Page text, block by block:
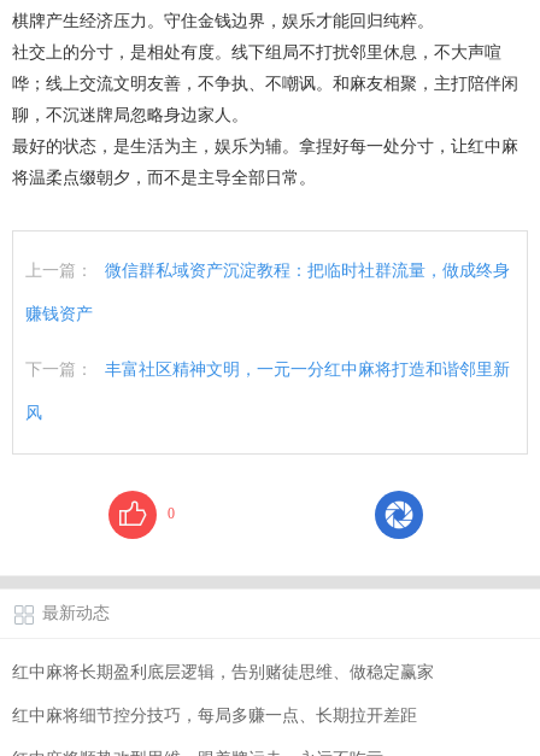
棋牌产生经济压力。守住金钱边界，娱乐才能回归纯粹。
社交上的分寸，是相处有度。线下组局不打扰邻里休息，不大声喧
哗；线上交流文明友善，不争执、不嘲讽。和麻友相聚，主打陪伴闲
聊，不沉迷牌局忽略身边家人。
最好的状态，是生活为主，娱乐为辅。拿捏好每一处分寸，让红中麻
将温柔点缀朝夕，而不是主导全部日常。
上一篇： 微信群私域资产沉淀教程：把临时社群流量，做成终身
赚钱资产
下一篇： 丰富社区精神文明，一元一分红中麻将打造和谐邻里新
风
0
最新动态
红中麻将长期盈利底层逻辑，告别赌徒思维、做稳定赢家
红中麻将细节控分技巧，每局多赚一点、长期拉开差距